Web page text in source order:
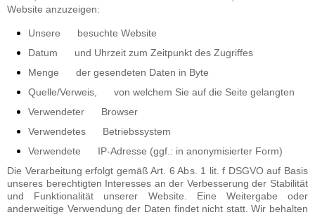
Website anzuzeigen:
Unsere besuchte Website
Datum und Uhrzeit zum Zeitpunkt des Zugriffes
Menge der gesendeten Daten in Byte
Quelle/Verweis, von welchem Sie auf die Seite gelangten
Verwendeter Browser
Verwendetes Betriebssystem
Verwendete IP-Adresse (ggf.: in anonymisierter Form)
Die Verarbeitung erfolgt gemäß Art. 6 Abs. 1 lit. f DSGVO auf Basis
unseres berechtigten Interesses an der Verbesserung der Stabilität
und Funktionalität unserer Website. Eine Weitergabe oder
anderweitige Verwendung der Daten findet nicht statt. Wir behalten